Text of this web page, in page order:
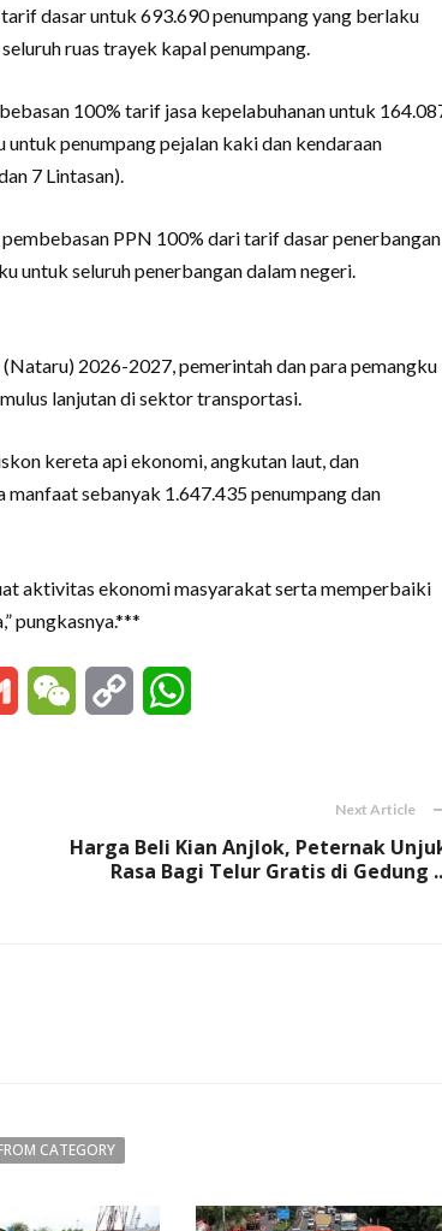
dasar untuk 693.690 penumpang yang berlaku
ruas trayek kapal penumpang.
100% tarif jasa kepelabuhanan untuk
penumpang pejalan kaki dan kendaraan
7 Lintasan).
PPN 100% dari tarif dasar penerbangan
untuk seluruh penerbangan dalam negeri.
2026-2027, pemerintah dan para pemangku
lanjutan di sektor transportasi.
kereta api ekonomi, angkutan laut, dan
sebanyak 1.647.435 penumpang dan
aktivitas ekonomi masyarakat serta memperbaiki
pungkasnya.***
Gmail WeChat Copy
Next Article
Harga Beli Kian Anjlok, Peternak
Rasa Bagi Telur Gratis di Gedung
CATEGORY